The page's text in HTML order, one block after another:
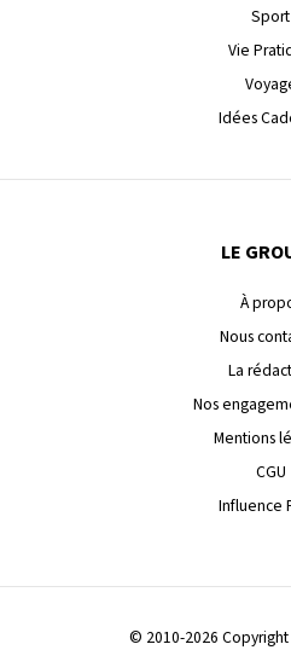
Sport
Vie
Idées
LE
À
Nous
La
Nos
Mentions
CGU
Influence
© 2010-2026 Copyright